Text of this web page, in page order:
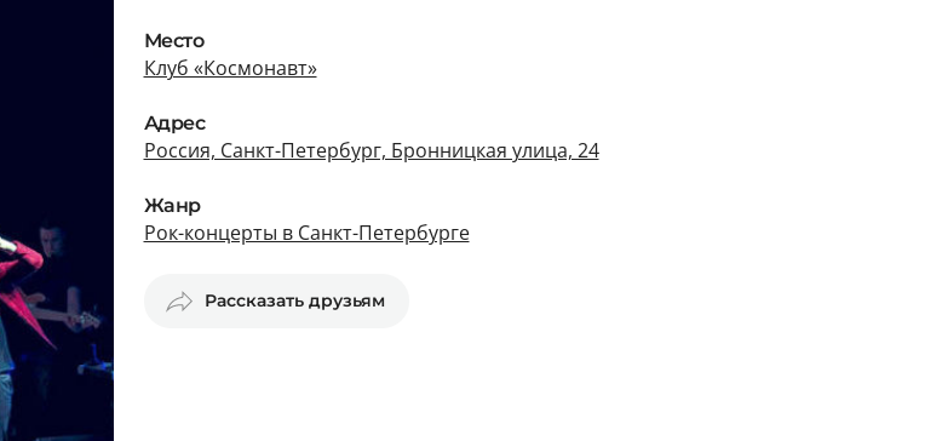
Место
Клуб «Космонавт»
Адрес
Россия, Санкт-Петербург, Бронницкая улица, 24
Жанр
Рок-концерты в Санкт-Петербурге
Рассказать друзьям